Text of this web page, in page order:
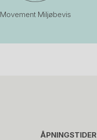
Movement Miljøbevis
ÅPNINGSTIDER